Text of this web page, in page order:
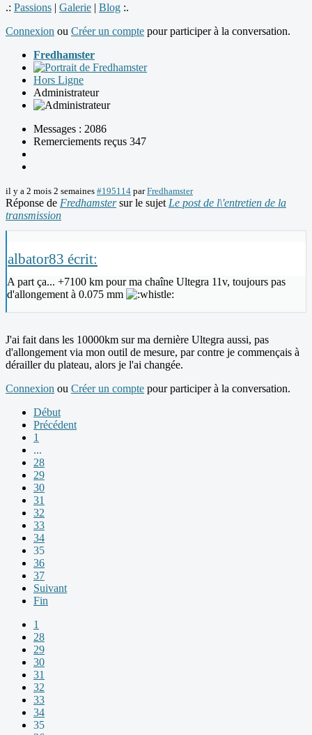
.: Passions | Galerie | Blog :.
Connexion ou Créer un compte pour participer à la conversation.
Fredhamster
Hors Ligne
Administrateur
Messages : 2086
Remerciements reçus 347
il y a 2 mois 2 semaines #195114 parFredhamster
Réponse de Fredhamstersur le sujet Le post de l\'entretien de la
transmission
albator83 écrit:
A part ça... +7100 km pour ma chaîne Ultegra 11v, toujours pas
d'allongement à 0.075 mm
J'ai fait dans les 10000km sur ma dernière Ultegra aussi, pas
d'allongement via mon outil de mesure, par contre je commençais à
dérailler du plateau, alors je l'ai changée.
Connexion ou Créer un compte pour participer à la conversation.
Début
Précédent
1
...
28
29
30
31
32
33
34
35
36
37
Suivant
Fin
1
28
29
30
31
32
33
34
35